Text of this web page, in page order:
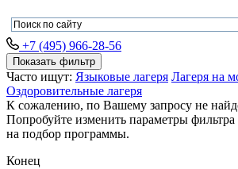
+7 (495) 966-28-56
Показать фильтр
Часто ищут: Языковые лагеря Лагеря на
Оздоровительные лагеря
К сожалению, по Вашему запросу не
Попробуйте изменить параметры фильтра
на подбор программы.
Конец